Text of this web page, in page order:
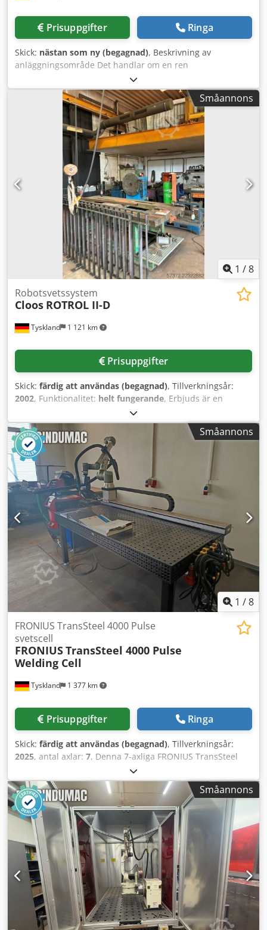
Prisuppgifter Ringa
Skick: nästan som ny (begagnad), Beskrivning av
anläggningsområde Det handlar om en ren
komponentleverans Robotar KR 8 R 1620 arc (HW)
Industrieroboten KR 8 R1620 arc HW utmärker sig i sin
klass genom hög flexibilitet och stor räckvidd vid optimal
bärkapacitet. Dessutom har roboten särskilt konstruerats
och utvecklats för svetsprocesser. • Nominell bärlast: 8 kg •
Maximal räckvidd: 1621 mm • Antal axlar: 6 •
Positionsrepeternoggrannhet (ISO 9283): ± 0,04 mm •
Monteringsposition: valfri vinkel, golv, tak, vägg •
Skyddsklass (IEC 60529): IP54 • Skyddsklass centralhand
(IEC 60529): IP54 • Ihålig axel Cedpfx Aceudb E Esfsrf
Robotmekaniken levereras i färgen R0000 KUKA Orange.
Beroende på robotmodell kan grundstativets färg variera
(undantag: KR 3 AGILUS och KR AGILUS-2, levereras med
grått grundstativ). Linenhet KL 250-3 1CA (bärlängd = 8 m /
slaglängd = 7,1 m) - Ytterligare data på begäran -
Småannons
1 /8
Tyskland 1 121 km
Robotsvetssystem
Cloos ROTROL II-D
Prisuppgifter
Skick: färdig att användas (begagnad), Tillverkningsår:
2002, Funktionalitet: helt fungerande, Erbjuds är en
robotstyrd CLOOS-svetsanläggning. 1)
Robotsvetsanläggning CLOOS, trådtillförsel: 30 m/min,
trådspolens vikt, stål: 15 kg, trådspolens vikt, aluminium: 4
kg, mått, svetskällan X/Y/Z: 1245 mm/470 mm/930 mm, vikt,
svetskällan: ca 190 kg, mått, trådtillförsel: 680 mm/410
mm/235 mm, vikt, trådtillförsel: ca 24 kg. 2) Svetsrobot
CLOOS ROMAT 310, nyttolast: ca 10 kg, max. räckvidd: ca
1540 mm, max. arbetsstyckets vikt: ca 3500 kg, styrning:
CLOOS ROTROL II-D. 3) Arbetsstyckespositionerare CLOOS
WPV-DP-10000 N, antal: 2. 4) Svetsströmkällor CLOOS GLC
503 Quinto, antal: 2. 5) Huvudkopplingsskåp CLOOS. 6)
Svetsröksutsug. Inklusive skyddsbur och kringutrustning.
Visning efter överenskommelse möjlig. Credpfxjzli Acs
Acfsf
Småannons
1 /8
Tyskland 1 377 km
FRONIUS TransSteel 4000 Pulse
svetscell
FRONIUSTransSteel 4000 Pulse
Welding Cell
Prisuppgifter Ringa
Skick: färdig att användas (begagnad), Tillverkningsår:
2025, antal axlar: 7, Denna 7-axliga FRONIUS TransSteel
4000-pulssvetscell tillverkades år 2025. Den är utrustad
med avancerad stålöverföringsteknik och har funktioner
för puls-MIG/MAG-svetsning. Systemet omfattar en cobot
av typen Universal Robots UR10e, ett Siegmund-svetsbord
och en Fumator Minivac 200D-utsugsenhet. Om du är ute
efter högkvalitativa svetsfunktioner bör du överväga den
FRONIUS TransSteel 4000 pulssvetscell som vi har till salu.
Kontakta oss för mer information. Csdpfjzic Elox Acfsrf -
Teknik: Stålöverföringsteknik / Puls-MIG/MAG-
Cobot-/robotmärke: Universal Robots- Cobot-/robotmodell:
UR10e- Tillverkningsår för cobot: 2025- Svetsbordets
märke: Siegmund (Extreme 8.7-serien, perforerat
rutmönster)- Märke/modell på avsugningsenhet: Fumator
Småannons